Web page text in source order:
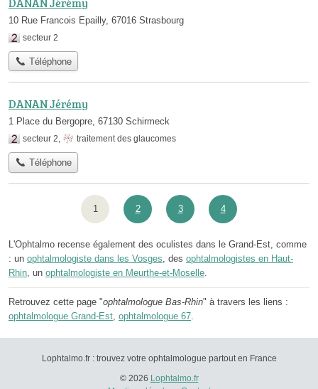
10 Rue Francois Epailly, 67016 Strasbourg
secteur 2
Téléphone
DANAN Jérémy
1 Place du Bergopre, 67130 Schirmeck
secteur 2, traitement des glaucomes
Téléphone
1 2 3 4
L'Ophtalmo recense également des oculistes dans le Grand-Est, comme
: un ophtalmologiste dans les Vosges , des ophtalmologistes en Haut-
Rhin , un ophtalmologiste en Meurthe-et-Moselle
Retrouvez cette page "ophtalmologue Bas-Rhin" à travers les liens :
ophtalmologue Grand-Est ophtalmologue 67
Lophtalmo.fr : trouvez votre ophtalmologue partout en France
© 2026 Lophtalmo.fr